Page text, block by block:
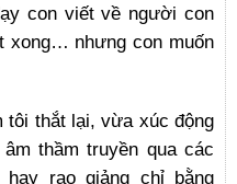
con viết về người con
xong… nhưng con muốn
tôi thắt lại, vừa xúc động
thầm truyền qua các
rao giảng chỉ bằng